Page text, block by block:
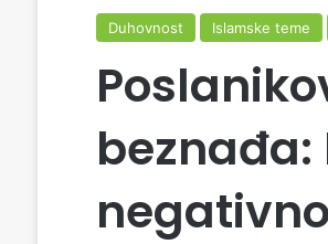
Duhovnost Islamske teme